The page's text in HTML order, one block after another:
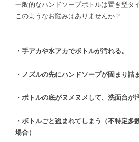
一般的なハンドソープボトルは置き型タ
このようなお悩みはありませんか？
・手アカや水アカでボトルが汚れる。
・ノズルの先にハンドソープが固まり詰
・ボトルの底がヌメヌメして、洗面台が
・ボトルごと盗まれてしまう（不特定多
場合）